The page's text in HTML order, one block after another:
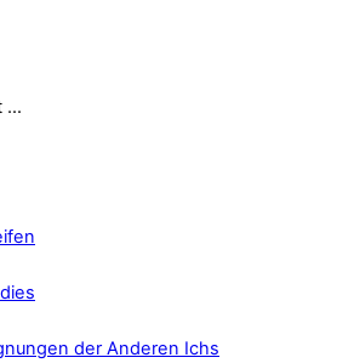
...
der Anderen Ichs